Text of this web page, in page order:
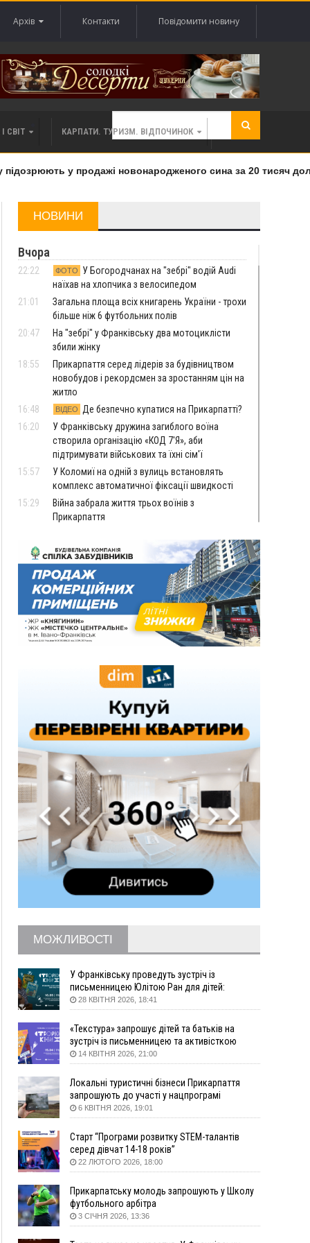
Архів Контакти Повідомити новину
СВІТ КАРПАТИ. ТУРИЗМ. ВІДПОЧИНОК
у продажі новонародженого сина за 20 тисяч
НОВИНИ
Вчора
22:22 ФОТО
У Богородчанах на "зебрі" водій Audi
наїхав на хлопчика з велосипедом
21:01
Загальна площа всіх книгарень України - трохи
більше ніж 6 футбольних полів
20:47
На "зебрі" у Франківську два мотоциклісти
збили жінку
18:55
Прикарпаття серед лідерів за будівництвом
новобудов і рекордсмен за зростанням цін на
житло
16:48
ВІДЕО
Де безпечно купатися на Прикарпатті?
16:20
У Франківську дружина загиблого воїна
створила організацію «КОД 7'Я», аби
підтримувати військових та їхні сім'ї
15:57
У Коломиї на одній з вулиць встановлять
комплекс автоматичної фіксації швидкості
15:29
Війна забрала життя трьох воїнів з
Прикарпаття
незаконного виключення
військовозобов’язаних з обліку
14:31
«Багато питань буде знято». На громадських
слуханнях в Яремче обговорили, як вирішити
питання джипінгу в Карпатах
13:54
5 «тихих» хвороб, які виявляє профілактичне
обстеження
приготування до нового руху
У Франківську зафіксували найбільшу спеку за
всю історію спостережень
Лікування наркоманії Київ: чому важливо
розпочати терапію якомога раніше
12:00
Франківця, який у Косові викрав за магазину
понад 640 тисяч гривень у валюті, засудили до
5 років
11:50
Податкова передасть в Міноборони для
"Оберегу" дані про чоловіків 18–60 років
Водійка, яку на Сухомлинського побив інший
керманич, відмовилася від обвинувачення —
справу закрили
У Франківську, Коломиї, Долині та Яремче 6
серпня зафіксували рекордну спеку
09:22
АМКУ розпочав справу проти Гвіздецької
податку
08:54
Синоптики попереджають про значний дощ на
Прикарпатті до кінця п'ятниці
08:45
Нафтогазову площу на межі Прикарпаття та
Львівщини повторно виставили на аукціон за
830 млн
06 Серпня
18:46 ФОТО У Польщі невідомі скоїли наругу над
могилою УПА
кораблі берегової охорони фсб у Керчі
17:17
ВІДЕО
Скарби Музею писанкового розпису
побачать далеко за межами Коломиї
16:42
Поблизу Франківська п'яний на Chevrolet
втікав від поліції
16:27
На Прикарпатті триває декларування
МОЖЛИВОСТІ
У Франківську проведуть зустріч із
письменницею Юлітою Ран для дітей:
говоритимуть про серію книг про Мавку
28 КВІТНЯ 2026, 18:41
«Текстура» запрошує дітей та батьків на
зустріч із письменницею та активісткою
Анною Повх
14 КВІТНЯ 2026, 21:00
Локальні туристичні бізнеси Прикарпаття
запрошують до участі у нацпрограмі
«Подорож до себе»
6 КВІТНЯ 2026, 19:01
Старт “Програми розвитку STEM-талантів
серед дівчат 14-18 років”
22 ЛЮТОГО 2026, 18:00
Прикарпатську молодь запрошують у Школу
футбольного арбітра
3 СІЧНЯ 2026, 13:36